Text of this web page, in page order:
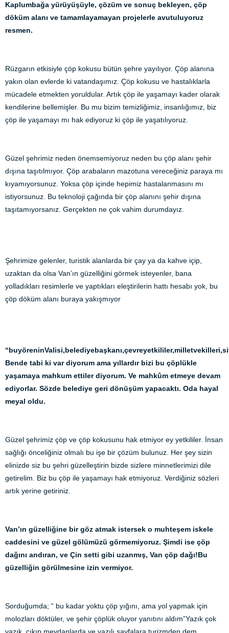
Kaplumbağa yürüyüşüyle, çözüm ve sonuç bekleyen, çöp
döküm alanı ve tamamlayamayan projelerle avutuluyoruz
resmen.
Rüzgarın etkisiyle çöp kokusu bütün şehre yayılıyor. Çöp alanına
yakın olan evlerde ki vatandaşımız. Çöp kokusu ve hastalıklarla
mücadele etmekten yoruldular. Artık çöp ile yaşamayı kader olarak
kendilerine bellemişler. Bu mu bizim temizliğimiz, insanlığımız, biz
çöp ile yaşamayı mı hak ediyoruz ki çöp ile yaşatılıyoruz.
Güzel şehrimiz neden önemsemiyoruz neden bu çöp alanı şehir
dışına taşıtılmıyor. Çöp arabaların mazotuna vereceğiniz paraya mı
kıyamıyorsunuz. Yoksa çöp içinde hepimiz hastalanmasını mı
istiyorsunuz. Bu teknoloji çağında bir çöp alanını şehir dışına
taşıtamıyorsanız. Gerçekten ne çok vahim durumdayız.
Şehrimize gelenler, turistik alanlarda bir çay ya da kahve içip,
uzaktan da olsa Van’ın güzelliğini görmek isteyenler, bana
yolladıkları resimlerle ve yaptıkları eleştirilerin hattı hesabı yok, bu
çöp döküm alanı buraya yakışmıyor
Bende tabi ki var diyorum ama yıllardır bizi bu çöplükle
yaşamaya mahkum ettiler diyorum. Ve mahkûm etmeye devam
ediyorlar. Sözde belediye geri dönüşüm yapacaktı. Oda hayal
meyal oldu.
Güzel şehrimiz çöp ve çöp kokusunu hak etmiyor ey yetkililer. İnsan
sağlığı önceliğiniz olmalı bu işe bir çözüm bulunuz. Her şey sizin
elinizde siz bu şehri güzelleştirin bizde sizlere minnetlerimizi dile
getirelim. Biz bu çöp ile yaşamayı hak etmiyoruz. Verdiğiniz sözleri
artık yerine getiriniz.
Van’ın güzelliğine bir göz atmak istersek o muhteşem iskele
caddesini ve güzel gölümüzü görmemiyoruz. Şimdi ise çöp
dağını andıran, ve Çin setti gibi uzanmış, Van çöp dağı!Bu
güzelliğin görülmesine izin vermiyor.
Sorduğumda; “ bu kadar yoktu çöp yığını, ama yol yapmak için
molozları döktüler, ve şehir çöplük oluyor yanıtını aldım”Yazık çok